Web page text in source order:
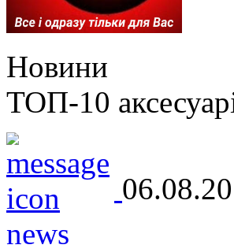
Новини
ТОП-10